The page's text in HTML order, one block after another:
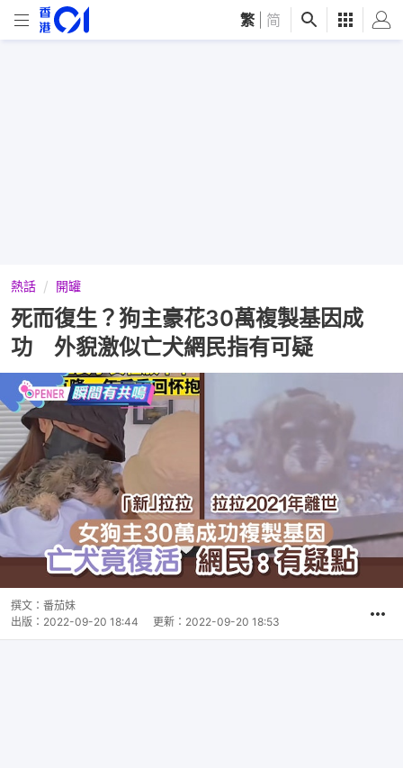
繁 简
熱話 開罐
死而復生？狗主豪花30萬複製基因成
功 外貎激似亡犬網民指有可疑
撰文： 番茄妹
出版： 2022-09-20 18:44 更新： 2022-09-20 18:53